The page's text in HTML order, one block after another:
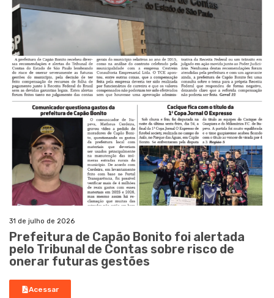
31 de julho de 2026
Prefeitura de Capão Bonito foi alertada
pelo Tribunal de Contas sobre risco de
onerar futuras gestões
Acessar